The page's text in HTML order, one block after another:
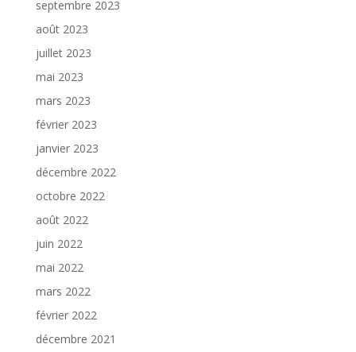
septembre 2023
août 2023
juillet 2023
mai 2023
mars 2023
février 2023
janvier 2023
décembre 2022
octobre 2022
août 2022
juin 2022
mai 2022
mars 2022
février 2022
décembre 2021